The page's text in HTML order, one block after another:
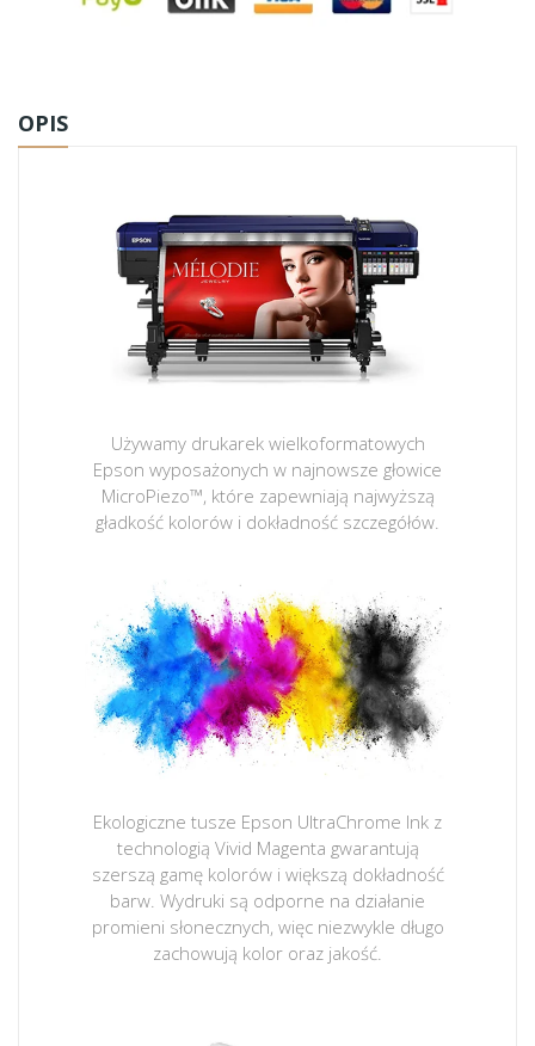
OPIS
Używamy drukarek wielkoformatowych
Epson wyposażonych w najnowsze głowice
MicroPiezo™, które zapewniają najwyższą
gładkość kolorów i dokładność szczegółów.
Ekologiczne tusze Epson UltraChrome Ink z
technologią Vivid Magenta gwarantują
szerszą gamę kolorów i większą dokładność
barw. Wydruki są odporne na działanie
promieni słonecznych, więc niezwykle długo
zachowują kolor oraz jakość.